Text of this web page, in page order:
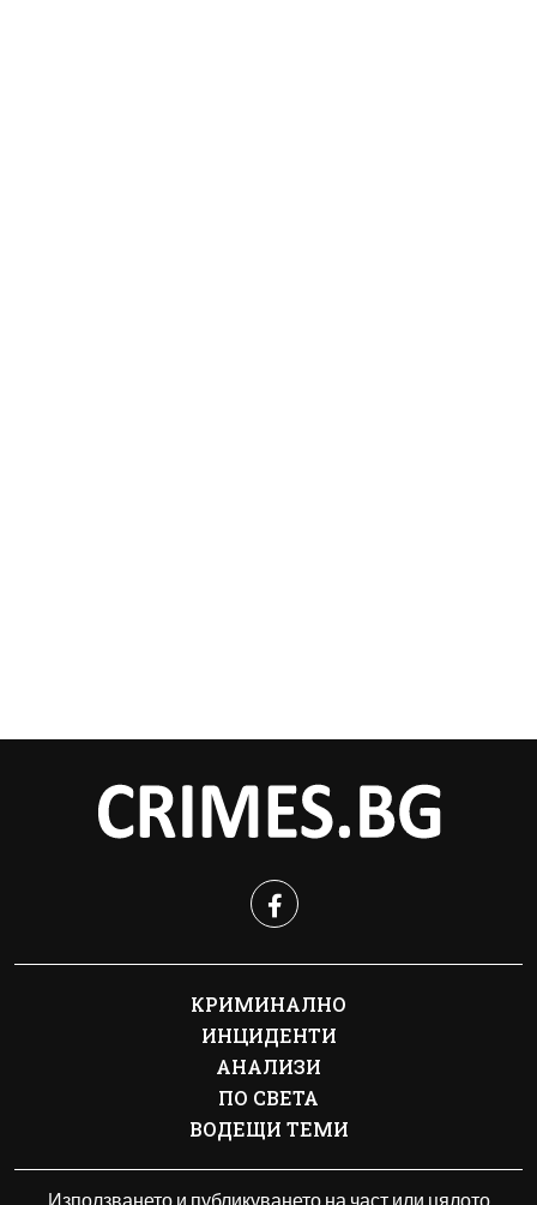
КРИМИНАЛНО
ИНЦИДЕНТИ
АНАЛИЗИ
ПО СВЕТА
ВОДЕЩИ ТЕМИ
Използването и публикуването на част или цялото